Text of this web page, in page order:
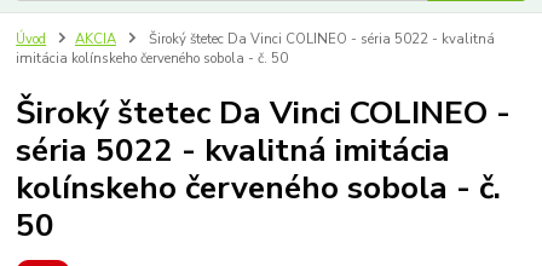
Úvod AKCIA
Široký štetec Da Vinci COLINEO - séria 5022 - kvalitná
imitácia kolínskeho červeného sobola - č. 50
Široký štetec Da Vinci COLINEO -
séria 5022 - kvalitná imitácia
kolínskeho červeného sobola - č.
50